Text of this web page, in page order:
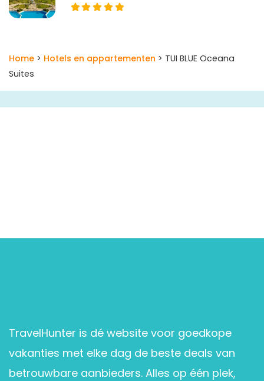
Home > Hotels en appartementen > TUI BLUE Oceana
Suites
TravelHunter is dé website voor goedkope
vakanties met elke dag de beste deals van
betrouwbare aanbieders. Alles op één plek,